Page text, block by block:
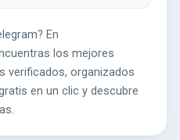
En
los mejores
verificados, organizados
en un clic y descubre